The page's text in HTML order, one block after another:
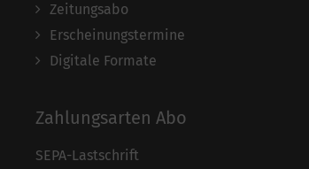
Zeitungsabo
Erscheinungstermine
Digitale Formate
Zahlungsarten Abo
SEPA-Lastschrift